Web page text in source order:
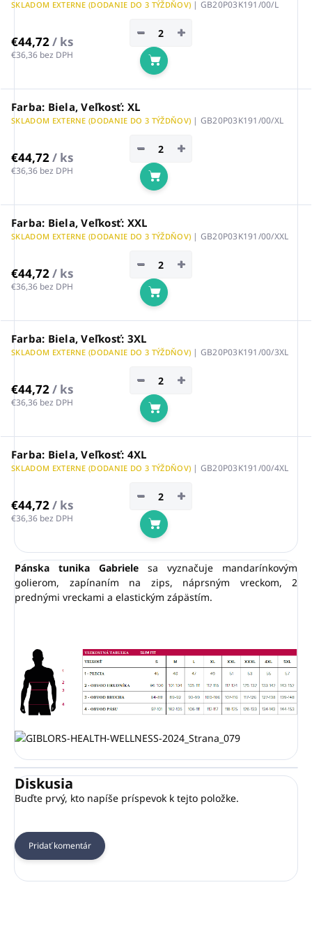
SKLADOM EXTERNE (DODANIE DO 3 TÝŽDŇOV) | GB20P03K191/00/L
€44,72/ ks
€36,36 bez DPH
+
−
Do košíka
Farba: Biela, Veľkosť: XL
SKLADOM EXTERNE (DODANIE DO 3 TÝŽDŇOV) | GB20P03K191/00/XL
€44,72/ ks
€36,36 bez DPH
+
−
Do košíka
Farba: Biela, Veľkosť: XXL
SKLADOM EXTERNE (DODANIE DO 3 TÝŽDŇOV) | GB20P03K191/00/XXL
€44,72/ ks
€36,36 bez DPH
+
−
Do košíka
Farba: Biela, Veľkosť: 3XL
SKLADOM EXTERNE (DODANIE DO 3 TÝŽDŇOV) | GB20P03K191/00/3XL
€44,72/ ks
€36,36 bez DPH
+
−
Do košíka
Farba: Biela, Veľkosť: 4XL
SKLADOM EXTERNE (DODANIE DO 3 TÝŽDŇOV) | GB20P03K191/00/4XL
€44,72/ ks
€36,36 bez DPH
+
−
Do košíka
Pánska tunika Gabriele sa vyznačuje mandarínkovým
golierom, zapínaním na zips, náprsným vreckom, 2
prednými vreckami a elastickým zápästím.
Diskusia
Buďte prvý, kto napíše príspevok k tejto položke.
Pridať komentár